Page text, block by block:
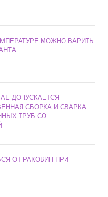
МОЖНО ВАРИТЬ
ДОПУСКАЕТСЯ
СБОРКА И СВАРКА
ТРУБ СО
ОТ РАКОВИН ПРИ